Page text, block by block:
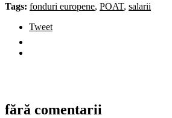
Tags: fonduri europene, POAT, salarii
Tweet
fără comentarii